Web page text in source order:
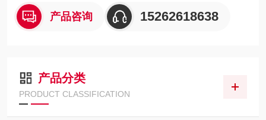
防爆、特殊电源等电机
产品咨询 15262618638
产品分类
PRODUCT CLASSIFICATION